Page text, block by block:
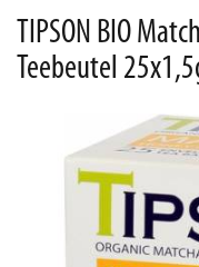
TIPSON BIO
Teebeutel